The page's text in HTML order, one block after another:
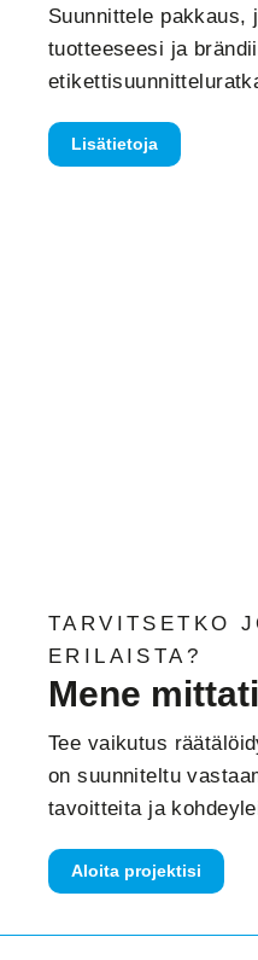
Suunnittele
tuotteeseesi ja
Lisätietoja
TARVITSETKO
ERILAISTA?
Mene
Tee vaikutus
on suunniteltu
tavoitteita ja
Aloita projektisi